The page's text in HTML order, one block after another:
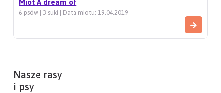
Miot A dream of
6 psów | 3 suki | Data miotu: 19.04.2019
Nasze rasy
i psy